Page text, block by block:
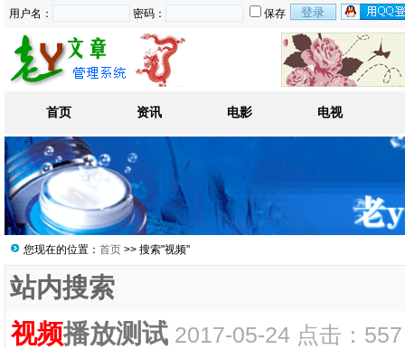
用户名： 密码： 保存
首页 资讯 电影 电视
您现在的位置： 首页 >> 搜索"视频"
站内搜索
视频播放测试 2017-05-24 点击：